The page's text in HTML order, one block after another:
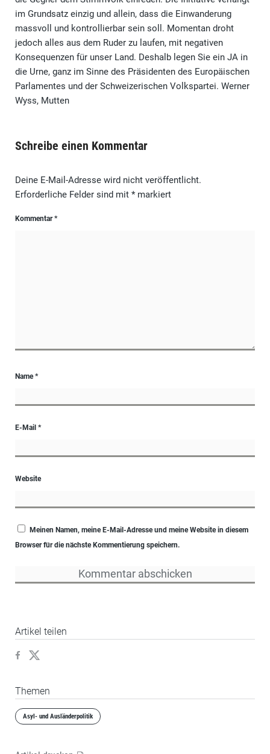
im Grundsatz einzig und allein, dass die Einwanderung
massvoll und kontrollierbar sein soll. Momentan droht
jedoch alles aus dem Ruder zu laufen, mit negativen
Konsequenzen für unser Land. Deshalb legen Sie ein JA in
die Urne, ganz im Sinne des Präsidenten des Europäischen
Parlamentes und der Schweizerischen Volkspartei. Werner
Wyss, Mutten
Schreibe einen Kommentar
Deine E-Mail-Adresse wird nicht veröffentlicht.
Erforderliche Felder sind mit *markiert
Kommentar*
Name*
E-Mail *
Website
Meinen Namen, meine E-Mail-Adresse und meine Website in diesem
Browser für die nächste Kommentierung speichern.
Artikel teilen
Themen
Asyl- und Ausländerpolitik